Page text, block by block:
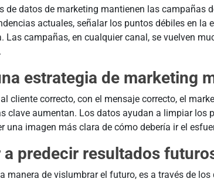
de datos de marketing mantienen las campañas
actuales, señalar los puntos débiles en la
Las campañas, en cualquier canal, se vuelven
estrategia de marketing
cliente correcto, con el mensaje correcto, el
clave aumentan. Los datos ayudan a limpiar los
una imagen más clara de cómo debería ir el
a predecir resultados
manera de vislumbrar el futuro, es a través de